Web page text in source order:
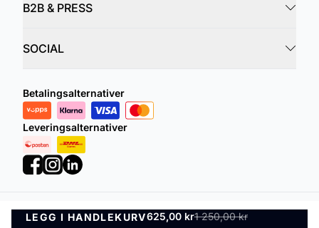
LEGG I HANDLEKURV625,00 kr1 250,00 kr
LEGG I HANDLEKURV
B2B & PRESS
SOCIAL
Betalingsalternativer
Leveringsalternativer
Personvernregler Vilkår og betingelser